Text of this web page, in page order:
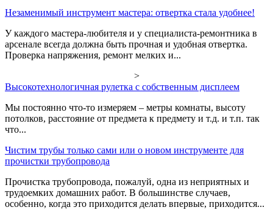
Незаменимый инструмент мастера: отвертка стала удобнее!
У каждого мастера-любителя и у специалиста-ремонтника в
арсенале всегда должна быть прочная и удобная отвертка.
Проверка напряжения, ремонт мелких и...
>
Высокотехнологичная рулетка с собственным дисплеем
Мы постоянно что-то измеряем – метры комнаты, высоту
потолков, расстояние от предмета к предмету и т.д. и т.п. так
что...
Чистим трубы только сами или о новом инструменте для
прочистки трубопровода
Прочистка трубопровода, пожалуй, одна из неприятных и
трудоемких домашних работ. В большинстве случаев,
особенно, когда это приходится делать впервые, приходится...